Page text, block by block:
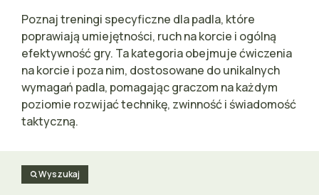
Poznaj treningi specyficzne dla padla, które
poprawiają umiejętności, ruch na korcie i ogólną
efektywność gry. Ta kategoria obejmuje ćwiczenia
na korcie i poza nim, dostosowane do unikalnych
wymagań padla, pomagając graczom na każdym
poziomie rozwijać technikę, zwinność i świadomość
taktyczną.
Wyszukaj